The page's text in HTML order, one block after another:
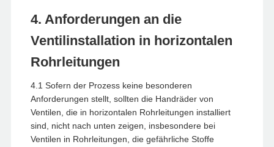
4. Anforderungen an die
Ventilinstallation in horizontalen
Rohrleitungen
4.1 Sofern der Prozess keine besonderen
Anforderungen stellt, sollten die Handräder von
Ventilen, die in horizontalen Rohrleitungen installiert
sind, nicht nach unten zeigen, insbesondere bei
Ventilen in Rohrleitungen, die gefährliche Stoffe